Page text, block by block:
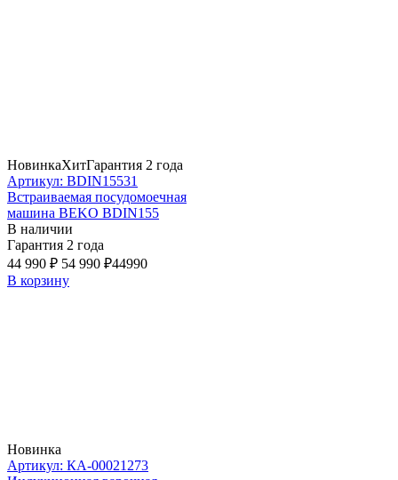
НовинкаХитГарантия 2 года
Артикул: BDIN15531
Встраиваемая посудомоечная
машина BEKO BDIN155
В наличии
Гарантия 2 года
44 990 ₽ 54 990 ₽44990
В корзину
Новинка
Артикул: КА-00021273